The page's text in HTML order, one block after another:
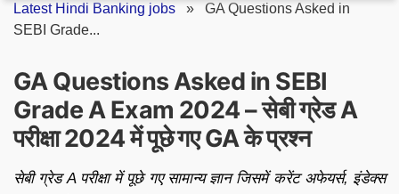
Latest Hindi Banking jobs » GA Questions Asked in
SEBI Grade...
GA Questions Asked in SEBI
Grade A Exam 2024 – सेबी ग्रेड A
परीक्षा 2024 में पूछे गए GA के प्रश्न
सेबी ग्रेड A परीक्षा में पूछे गए सामान्य ज्ञान जिसमें करेंट अफेयर्स, इंडेक्स